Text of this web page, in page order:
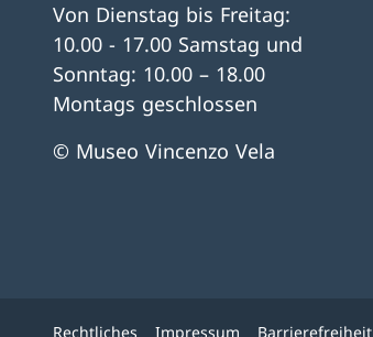
Von Dienstag bis Freitag:
10.00 - 17.00 Samstag und
Sonntag: 10.00 – 18.00
Montags geschlossen
© Museo Vincenzo Vela
Rechtliches Impressum Barrierefreiheit